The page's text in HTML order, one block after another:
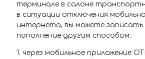
терминале в салоне
в ситуации отключения
интернета, вы можете
пополнение другим способом:
1. через мобильное приложение